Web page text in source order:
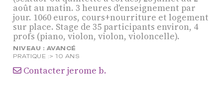
août au matin. 3 heures d'enseignement par
jour. 1060 euros, cours+nourriture et logement
sur place. Stage de 35 participants environ, 4
profs (piano, violon, violon, violoncelle).
NIVEAU : AVANCÉ
PRATIQUE :> 10 ANS
Contacter jerome b.
Résidence jeunes
interprètes
Formation
professionnelle et
masterclasses